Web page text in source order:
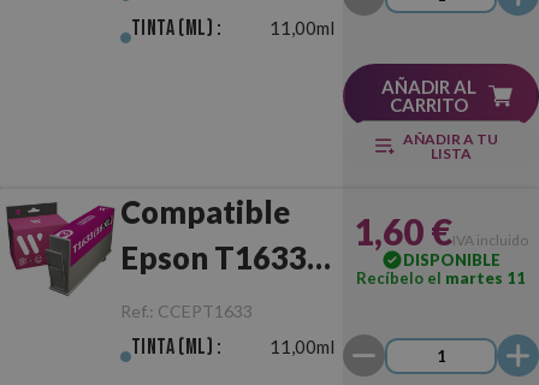
Tinta (ml) : 11,00ml
AÑADIR AL
CARRITO
AÑADIR A TU
LISTA
Compatible
Epson T1633
(16XL)
Magenta
Ref.: CCEPT1633
Tinta (ml) : 11,00ml
1,60 €IVA incluido
DISPONIBLE
Recíbelo el martes 11